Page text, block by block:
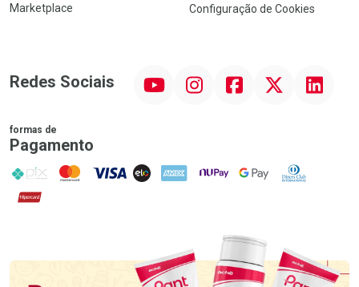
Marketplace
Configuração de Cookies
Redes Sociais InstagramFacebook Linkedin
formas de
Pagamento
PIX MasterCard
VISA ELO AMEX NuPay Google PayDiners Club
Hipercard
Promoção em Destaque